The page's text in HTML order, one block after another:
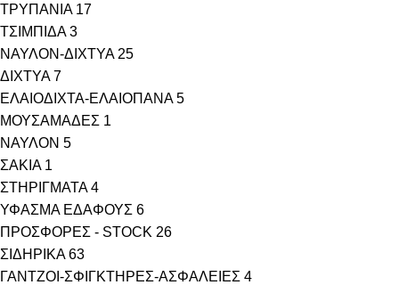
ΤΡΥΠΑΝΙΑ 17
ΤΣΙΜΠΙΔΑ 3
ΝΑΥΛΟΝ-ΔΙΧΤΥΑ 25
ΔΙΧΤΥΑ 7
ΕΛΑΙΟΔΙΧΤΑ-ΕΛΑΙΟΠΑΝΑ 5
ΜΟΥΣΑΜΑΔΕΣ 1
ΝΑΥΛΟΝ 5
ΣΑΚΙΑ 1
ΣΤΗΡΙΓΜΑΤΑ 4
ΥΦΑΣΜΑ ΕΔΑΦΟΥΣ 6
ΠΡΟΣΦΟΡΕΣ - STOCK 26
ΣΙΔΗΡΙΚΑ 63
ΓΑΝΤΖΟΙ-ΣΦΙΓΚΤΗΡΕΣ-ΑΣΦΑΛΕΙΕΣ 4